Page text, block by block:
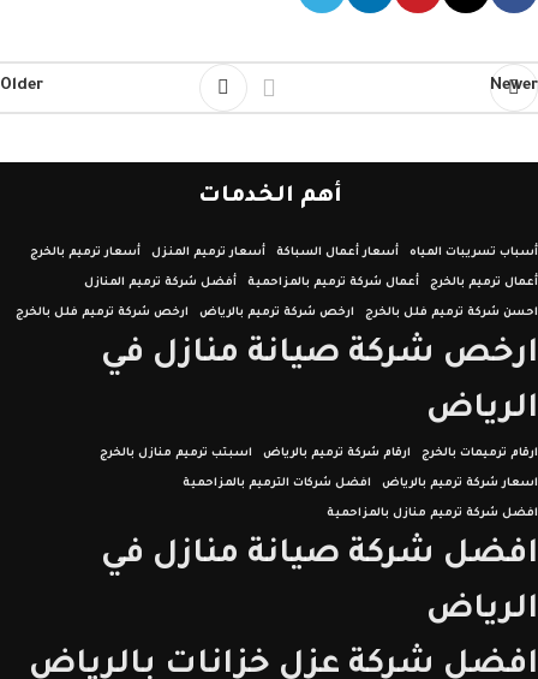
Newer
Older
أهم الخدمات
أسباب تسريبات المياه أسعار أعمال السباكة أسعار ترميم المنزل أسعار ترميم بالخرج
أعمال ترميم بالخرج أعمال شركة ترميم بالمزاحمية أفضل شركة ترميم المنازل
احسن شركة ترميم فلل بالخرج ارخص شركة ترميم بالرياض ارخص شركة ترميم فلل بالخرج
ارخص شركة صيانة منازل في
الرياض
ارقام ترميمات بالخرج ارقام شركة ترميم بالرياض اسبتب ترميم منازل بالخرج
اسعار شركة ترميم بالرياض افضل شركات الترميم بالمزاحمية
افضل شركة ترميم منازل بالمزاحمية
افضل شركة صيانة منازل في
الرياض
افضل شركة عزل خزانات بالرياض